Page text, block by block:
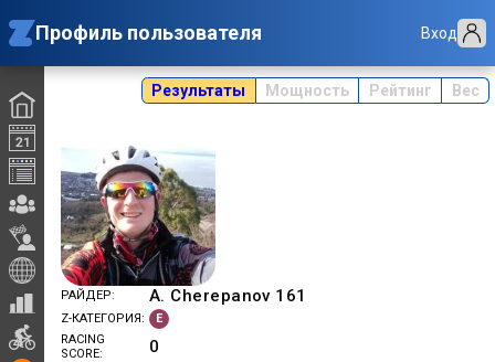
Профиль пользователя Вход
Результаты Мощность Рейтинг Вес
РАЙДЕР A. Cherepanov 161
Z-КАТЕГОРИЯ
E
RACING
SCORE
0